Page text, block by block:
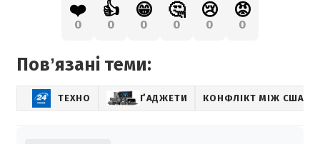
❤️
0
👍
0
😁
0
🤔
0
😢
0
😡
0
Повʼязані теми:
ТЕХНО ҐАДЖЕТИ КОНФЛІКТ МІЖ США